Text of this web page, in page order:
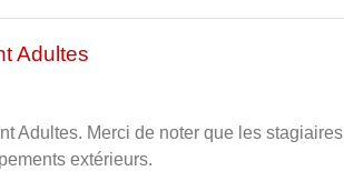
Adultes
Adultes. Merci de noter que les stagiaires
extérieurs.